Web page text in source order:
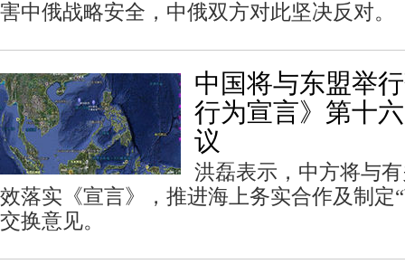
害中俄战略安全，中俄双方对此坚决反对。
中国将与东盟举
行为宣言》第十
议
洪磊表示，中方将与
效落实《宣言》，推进海上务实合作及制定
交换意见。